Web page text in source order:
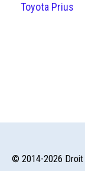
Toyota Prius
© 2014-2026 Droit